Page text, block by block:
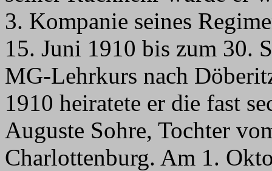
3. Kompanie seines
15. Juni 1910 bis zum 30.
MG-Lehrkurs nach
1910 heiratete er die fast
Auguste Sohre, Tochter
Charlottenburg. Am 1.